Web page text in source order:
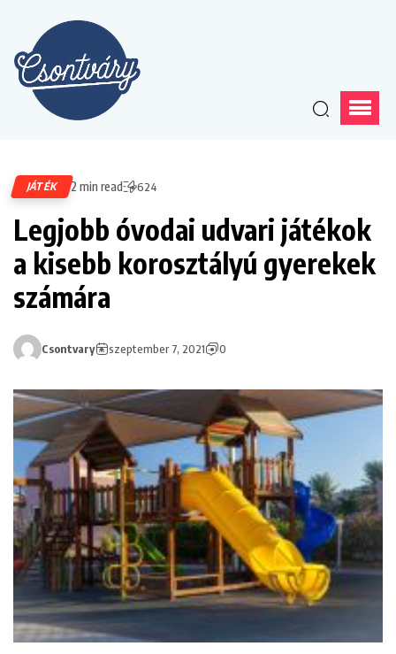
JÁTÉK 2 min read 624
Legjobb óvodai udvari játékok
a kisebb korosztályú gyerekek
számára
Csontvary szeptember 7, 2021 0